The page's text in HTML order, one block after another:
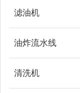
滤油机
油炸流水线
清洗机